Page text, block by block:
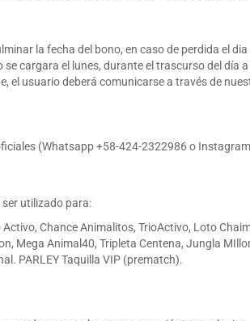
la fecha del bono, en caso de perdida el
cargara el lunes, durante el trascurso del día
el usuario deberá comunicarse a través de
(Whatsapp +58-424-2322986 o Instagram
ser utilizado para:
Chance Animalitos, TrioActivo, Loto
Mega Animal40, Tripleta Centena, Jungla
PARLEY Taquilla VIP (prematch).